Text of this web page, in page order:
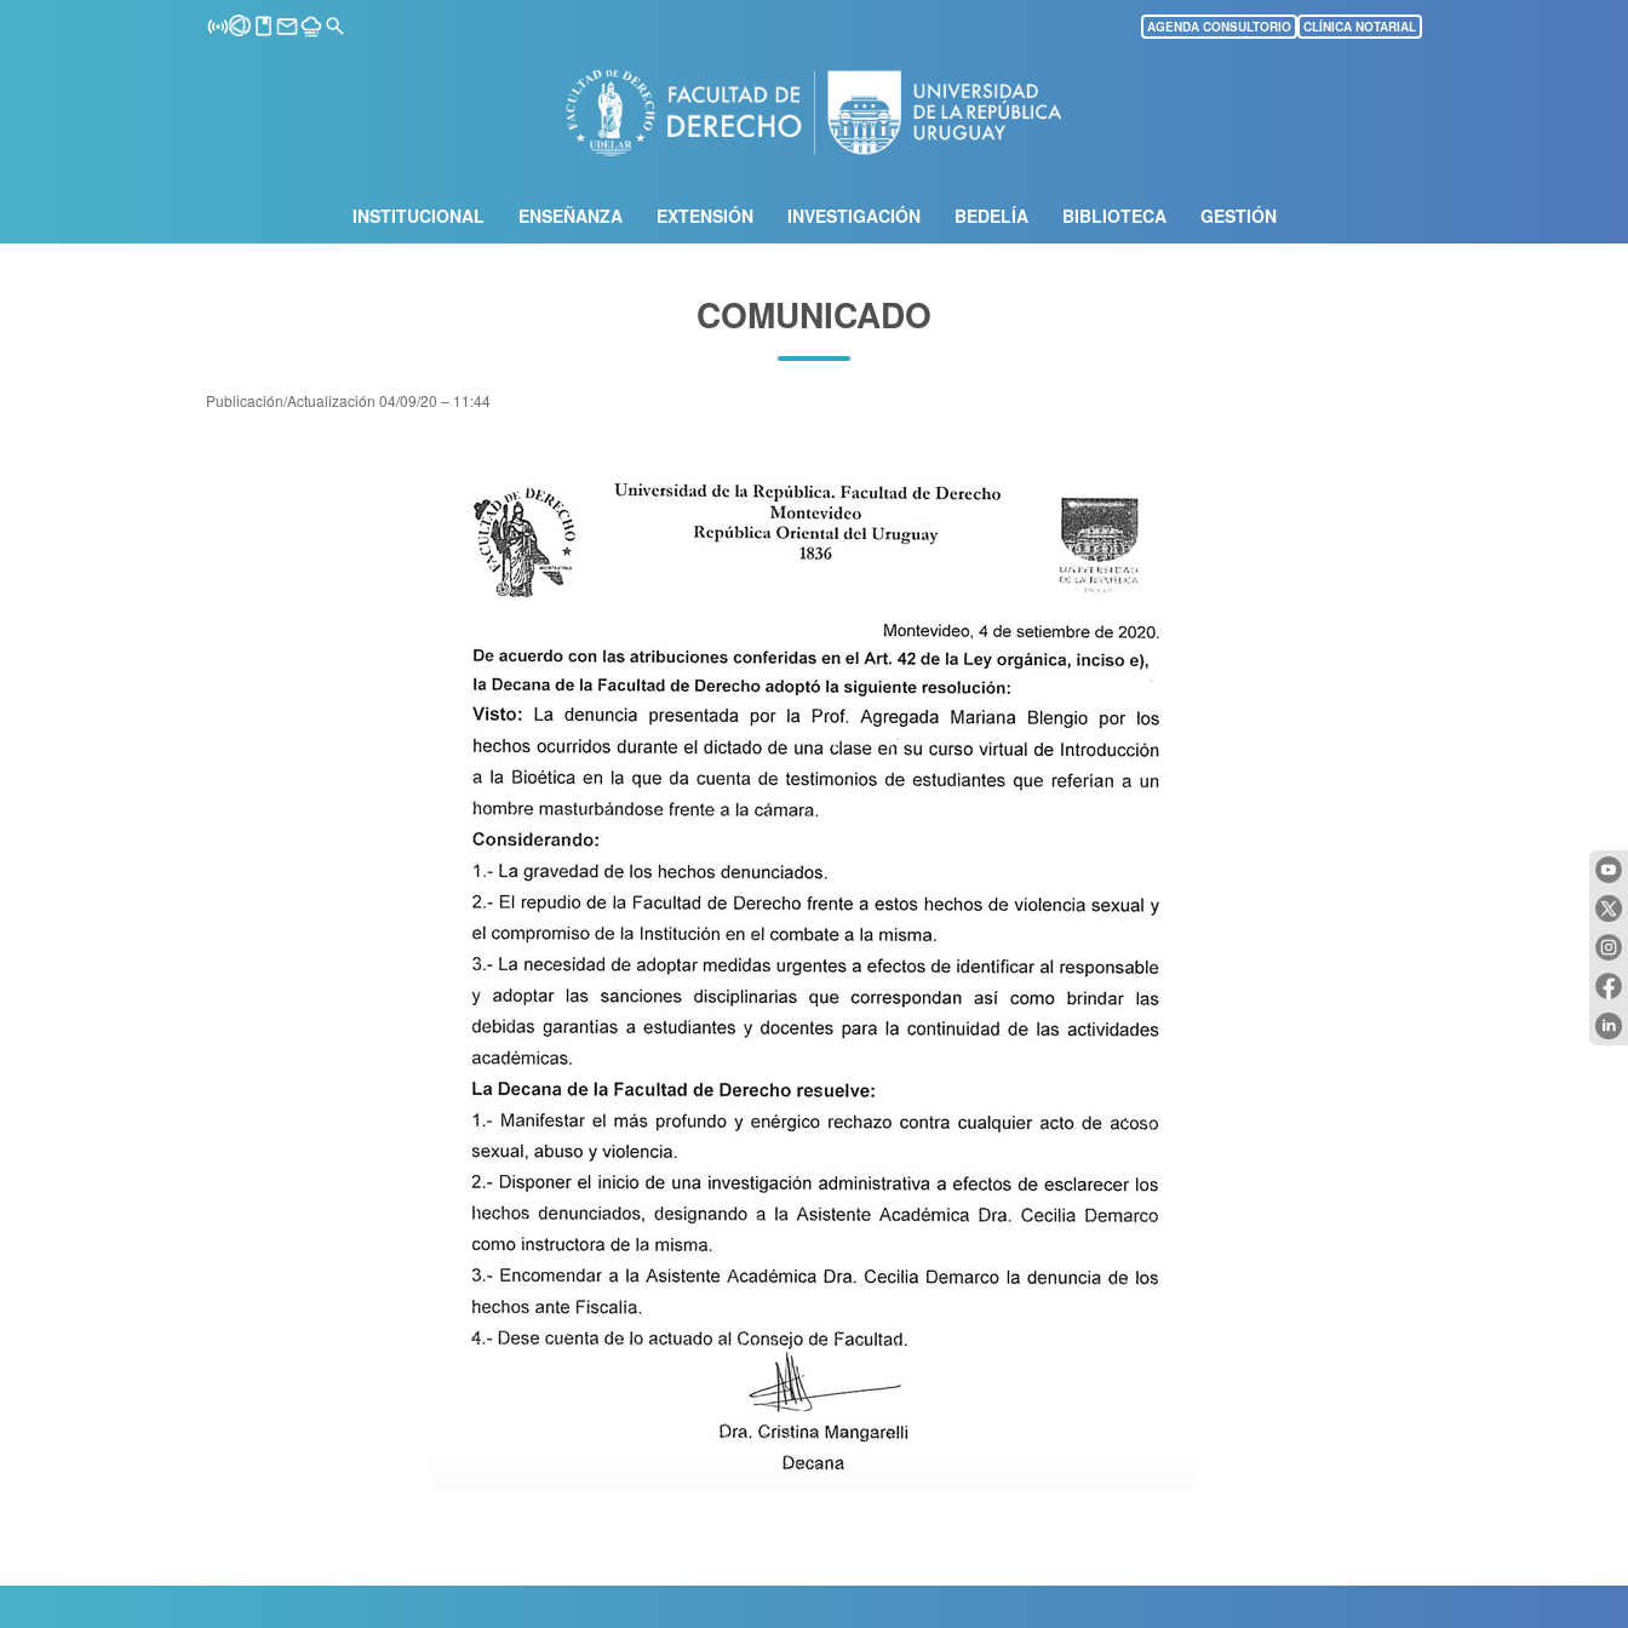
contenido
principal
AGENDA CONSULTORIO CLÍNICA NOTARIAL
INSTITUCIONAL ENSEÑANZA EXTENSIÓN INVESTIGACIÓN BEDELÍA BIBLIOTECA GESTIÓN
COMUNICADO
Publicación/Actualización 04/09/20 – 11:44